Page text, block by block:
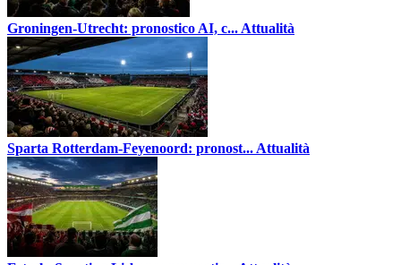
Groningen-Utrecht: pronostico AI, c... Attualità
Sparta Rotterdam-Feyenoord: pronost... Attualità